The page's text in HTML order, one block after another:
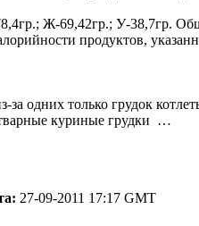
Ж-69,42гр.; У-38,7гр.
продуктов,
за одних только грудок
куриные грудки …
27-09-2011 17:17 GMT